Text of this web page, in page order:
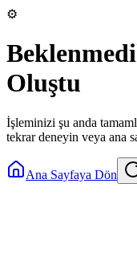
⚙️
Oluştu
İşleminizi şu anda
tekrar deneyin veya ana
Ana Sayfaya Dön